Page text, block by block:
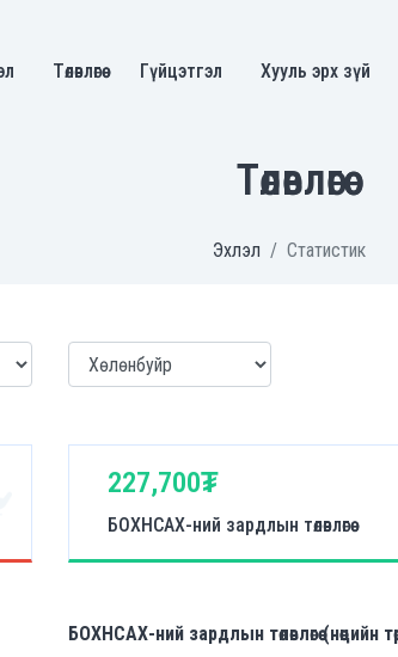
Төлөвлөгөө Гүйцэтгэл Хууль эрх зүй
Төлөвлөгөө
Эхлэл Статистик
227,700₮
БОХНСАХ-ний зардлын төлөвлөгөө
БОХНСАХ-ний зардлын төлөвлөгөө (нөөцийн